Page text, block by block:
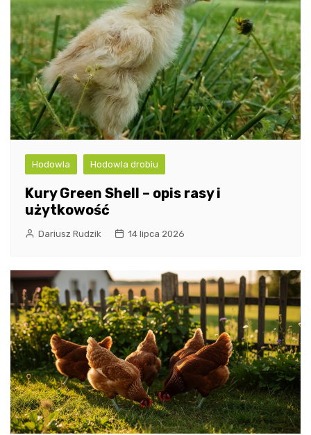
Hodowla Hodowla drobiu
Kury Green Shell – opis rasy i
użytkowość
Dariusz Rudzik 14 lipca 2026